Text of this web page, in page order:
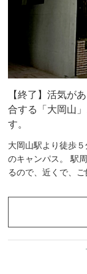
【終了】活気が
合する「大岡山
す。
大岡山駅より徒歩５分。 駅のすぐそばには、広大
のキャンパス。 駅
るので、近くで、ご